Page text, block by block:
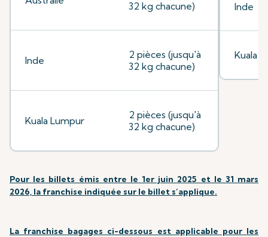
32 kg chacune)
Inde
2 pièces (jusqu'à
32 kg chacune)
Kuala Lumpur
2 pièces (jusqu'à
32 kg chacune)
Inde
Kuala
Pour les billets émis entre le 1er juin 2025 et le 31 mars
2026, la franchise indiquée sur le billet s’applique.
La franchise bagages ci-dessous est applicable pour les